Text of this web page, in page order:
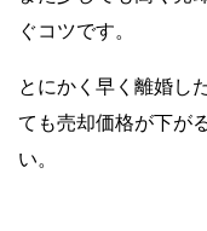
ぐコツです。
とにかく早く離婚し
ても売却価格が下が
い。